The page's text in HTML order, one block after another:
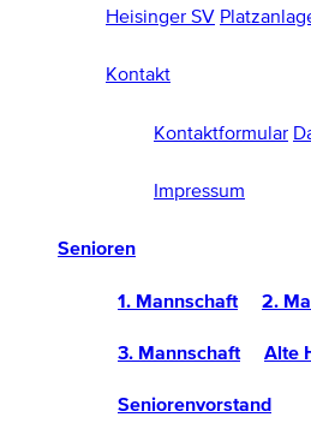
Heisinger SV
Kontakt
Kontaktformular
Impressum
Senioren
1. Mannschaft 2.
3. Mannschaft Alte
Seniorenvorstand